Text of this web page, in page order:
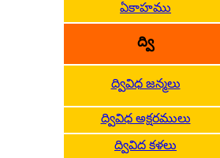
ఏకాహము
ద్వి
ద్వివిధ జన్మలు
ద్వివిధ అక్షరములు
ద్వివిద కళలు